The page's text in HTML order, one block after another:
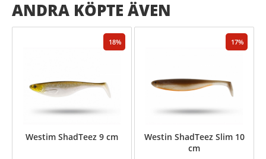
ANDRA KÖPTE ÄVEN
18
Westim ShadTeez 9 cm
17
Westin ShadTeez Slim 10
cm